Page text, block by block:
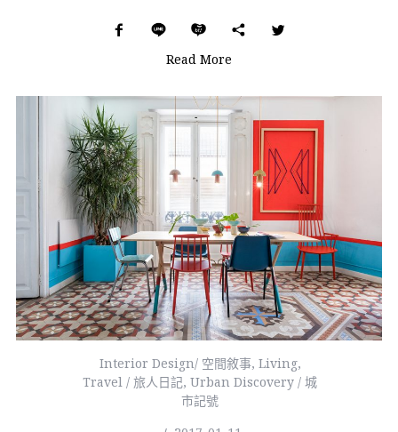
Read More
Interior Design/ 空間敘事, Living,
Travel / 旅人日記,Urban Discovery / 城
市記號